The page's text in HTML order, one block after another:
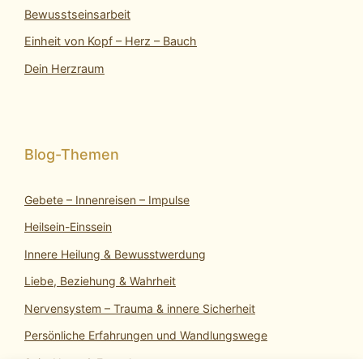
Bewusstseinsarbeit
Einheit von Kopf – Herz – Bauch
Dein Herzraum
Gebete – Innenreisen – Impulse
Heilsein-Einssein
Innere Heilung & Bewusstwerdung
Liebe, Beziehung & Wahrheit
Nervensystem – Trauma & innere Sicherheit
Persönliche Erfahrungen und Wandlungswege